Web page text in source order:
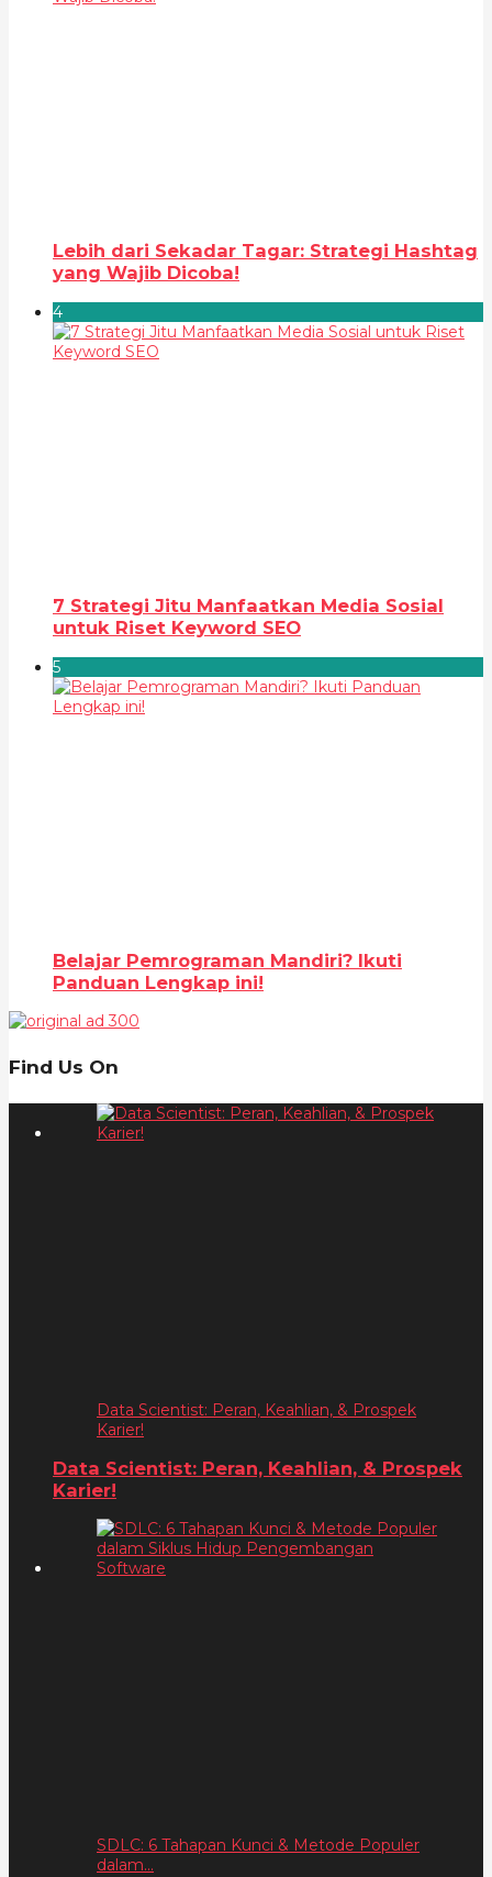
Lebih dari Sekadar Tagar: Strategi Hashtag
yang Wajib Dicoba!
4
7 Strategi Jitu Manfaatkan Media Sosial
untuk Riset Keyword SEO
5
Belajar Pemrograman Mandiri? Ikuti
Panduan Lengkap ini!
Find Us On
Data Scientist: Peran, Keahlian, & Prospek
Karier!
Data Scientist: Peran, Keahlian, & Prospek
Karier!
SDLC: 6 Tahapan Kunci & Metode Populer
dalam...